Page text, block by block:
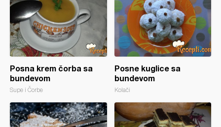
Posna krem čorba sa
bundevom
Supe i Čorbe
Posne kuglice sa
bundevom
Kolači